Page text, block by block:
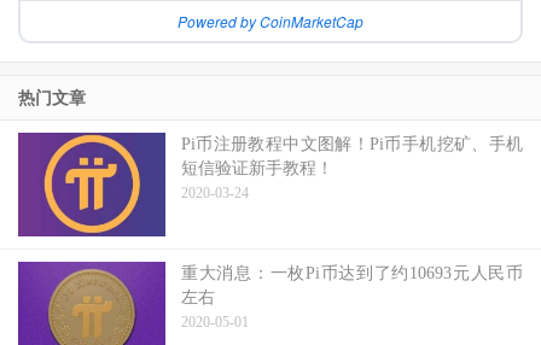
Powered by CoinMarketCap
热门文章
Pi币注册教程中文图解！Pi币手机挖矿、手机
短信验证新手教程！
2020-03-24
重大消息：一枚Pi币达到了约10693元人民币
左右
2020-05-01